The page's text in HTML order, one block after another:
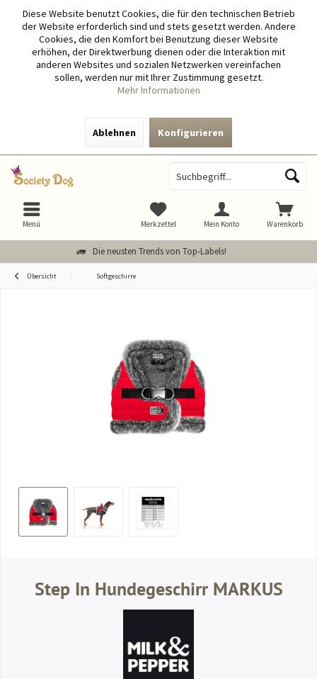
Diese Website benutzt Cookies, die für den technischen Betrieb
der Website erforderlich sind und stets gesetzt werden. Andere
Cookies, die den Komfort bei Benutzung dieser Website
erhöhen, der Direktwerbung dienen oder die Interaktion mit
anderen Websites und sozialen Netzwerken vereinfachen
sollen, werden nur mit Ihrer Zustimmung gesetzt.
Mehr Informationen
Ablehnen Konfigurieren
Die neusten Trends von Top-Labels!
Warenkorb
Merkzettel Mein Konto
Menü
Übersicht Softgeschirre
Step In Hundegeschirr MARKUS